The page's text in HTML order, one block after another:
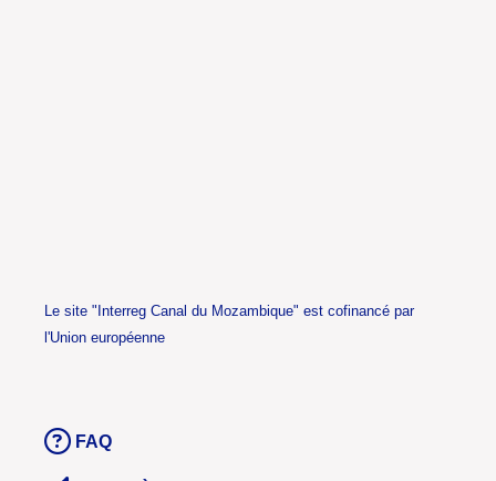
Le site "Interreg Canal du Mozambique" est cofinancé par
l'Union européenne
FAQ